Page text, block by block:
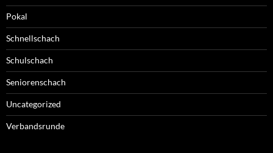
Pokal
Schnellschach
Schulschach
Seniorenschach
Uncategorized
Verbandsrunde